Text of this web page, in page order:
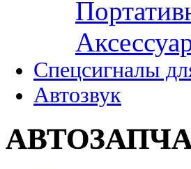
Спецсигналы
Автозвук